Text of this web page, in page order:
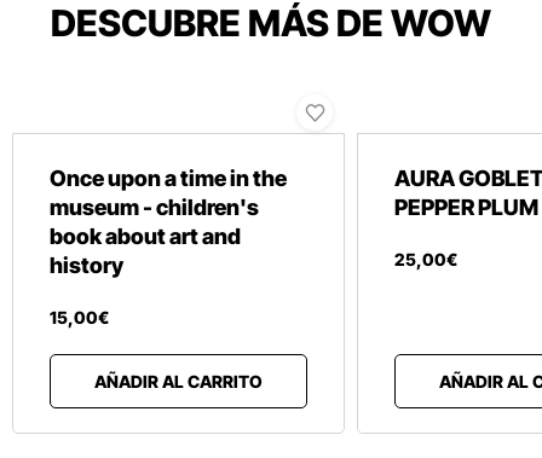
DESCUBRE MÁS DE WOW
Once upon a time in the
museum - children's
book about art and
history
15,00€
AÑADIR AL CARRITO
AURA
PEPPER
25,00€
AÑADIR AL